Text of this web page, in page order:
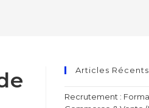
Articles Récents
Recrutement :